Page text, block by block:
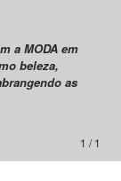
a MODA em
beleza,
as
1 / 1